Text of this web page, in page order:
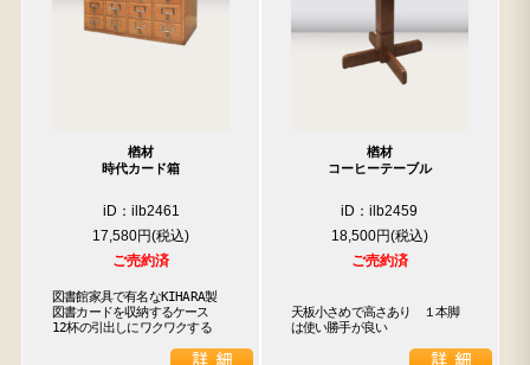
楢材
時代カード箱
iD：ilb2461
17,580円
ご売約済
図書館家具で有名なKIHARA製
図書カードを収納するケース
12杯の引出しにワクワクする
楢材
コーヒーテーブル
iD：ilb2459
18,500円
ご売約済
天板小さめで高さあり　１本脚
は使い勝手が良い